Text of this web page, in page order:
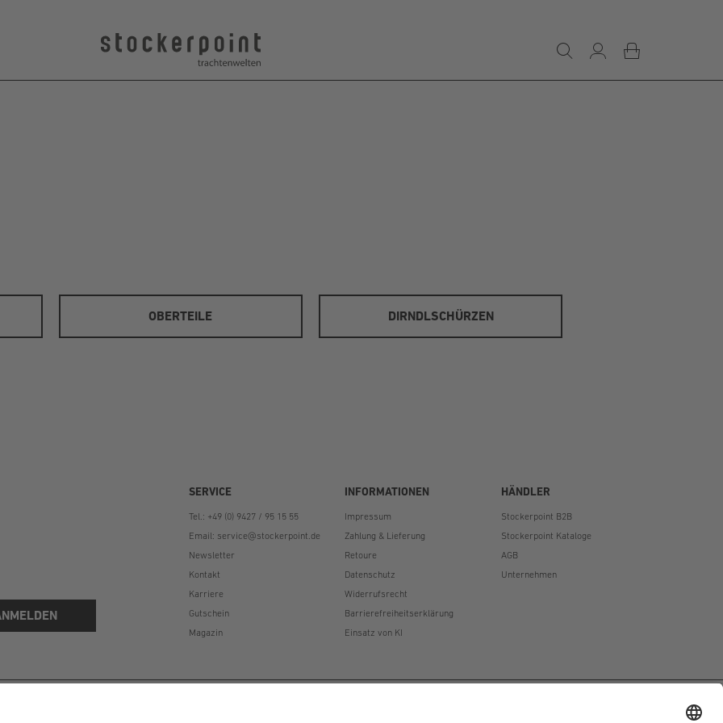
OBERTEILE DIRNDLSCHÜRZEN
SERVICE
Tel.: +49 (0) 9427 / 95 15 55
Email: service@stockerpoint.de
Newsletter
Kontakt
Karriere
Gutschein
Magazin
INFORMATIONEN
Impressum
Zahlung & Lieferung
Retoure
Datenschutz
Widerrufsrecht
Barrierefreiheitserklärung
Einsatz von KI
HÄNDLER
Stockerpoint B2B
Stockerpoint Kataloge
AGB
Unternehmen